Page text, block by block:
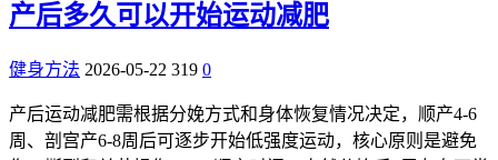
产后多久可以开始运动减肥
健身方法 2026-05-22 319 0
产后运动减肥需根据分娩方式和身体恢复情况决定，顺产4-6
周、剖宫产6-8周后可逐步开始低强度运动，核心原则是避免